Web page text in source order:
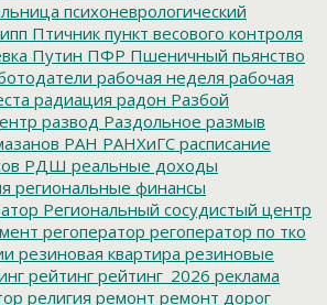
психоневрологический
Птичник пункт весового контроля
Путин ПФР Пшеничный пьянство
рабочая неделя рабочая
радиация радон Разбой
развод Раздольное размыв
РАН РАНХиГС расписание
РДШ реальные доходы
региональные финансы
Региональный сосудистый центр
регоператор регоператор по тко
резиновая квартира резиновые
рейтинг рейтинг_2026 реклама
религия ремонт ремонт дорог